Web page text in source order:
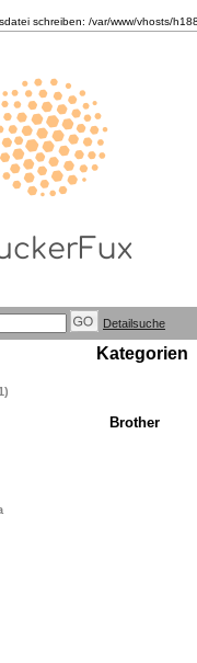
schreiben: /var/www/vhosts/
Detailsuche
Kategorien
Brother